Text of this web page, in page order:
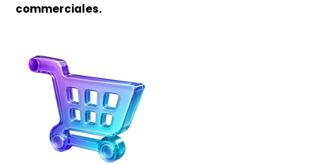
commerciales.